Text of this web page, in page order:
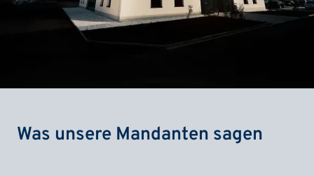
Was unsere Mandanten sagen